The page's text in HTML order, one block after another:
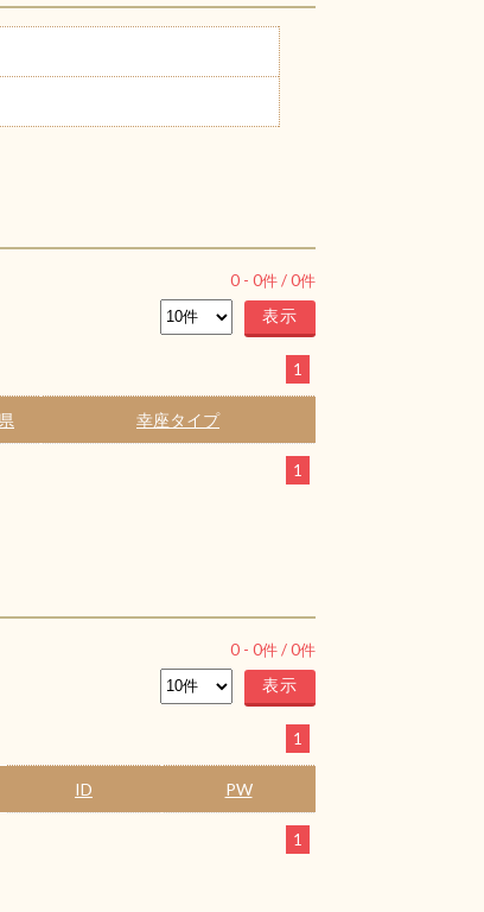
0 - 0件 /0件
1
幸座タイプ
1
0 - 0件 /0件
1
ID PW
1